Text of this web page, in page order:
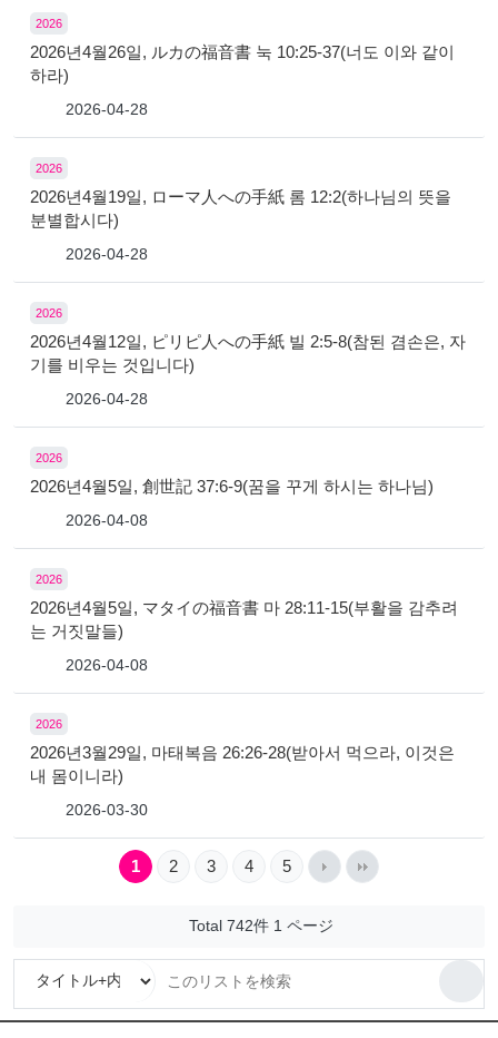
2026
2026년4월26일, ルカの福音書 눅 10:25-37(너도 이와 같이
하라)
2026-04-28
2026
2026년4월19일, ローマ人への手紙 롬 12:2(하나님의 뜻을
분별합시다)
2026-04-28
2026
2026년4월12일, ピリピ人への手紙 빌 2:5-8(참된 겸손은, 자
기를 비우는 것입니다)
2026-04-28
2026
2026년4월5일, 創世記 37:6-9(꿈을 꾸게 하시는 하나님)
2026-04-08
2026
2026년4월5일, マタイの福音書 마 28:11-15(부활을 감추려
는 거짓말들)
2026-04-08
2026
2026년3월29일, 마태복음 26:26-28(받아서 먹으라, 이것은
내 몸이니라)
2026-03-30
1 2 3 4 5
Total 742件1 ページ